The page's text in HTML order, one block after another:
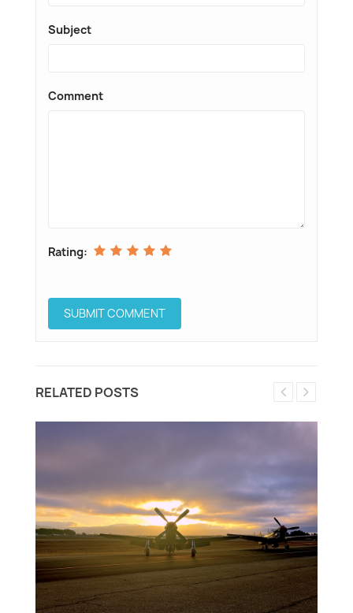
Subject
Comment
Rating:
RELATED POSTS